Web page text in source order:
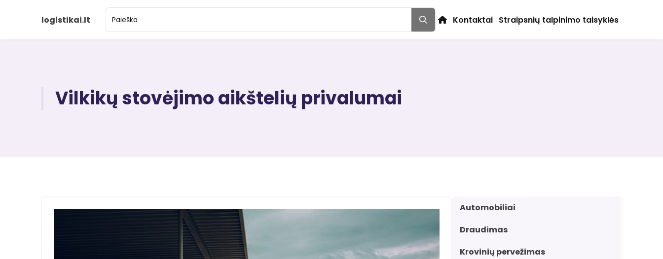
logistikai.lt Kontaktai Straipsnių talpinimo taisyklės
Vilkikų stovėjimo aikštelių privalumai
Automobiliai
Draudimas
Krovinių pervežimas